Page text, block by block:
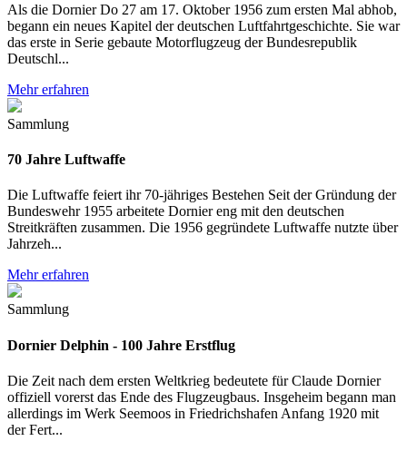
Als die Dornier Do 27 am 17. Oktober 1956 zum ersten Mal abhob,
begann ein neues Kapitel der deutschen Luftfahrtgeschichte. Sie war
das erste in Serie gebaute Motorflugzeug der Bundesrepublik
Deutschl...
Mehr erfahren
Sammlung
70 Jahre Luftwaffe
Die Luftwaffe feiert ihr 70-jähriges Bestehen Seit der Gründung der
Bundeswehr 1955 arbeitete Dornier eng mit den deutschen
Streitkräften zusammen. Die 1956 gegründete Luftwaffe nutzte über
Jahrzeh...
Mehr erfahren
Sammlung
Dornier Delphin - 100 Jahre Erstflug
Die Zeit nach dem ersten Weltkrieg bedeutete für Claude Dornier
offiziell vorerst das Ende des Flugzeugbaus. Insgeheim begann man
allerdings im Werk Seemoos in Friedrichshafen Anfang 1920 mit
der Fert...